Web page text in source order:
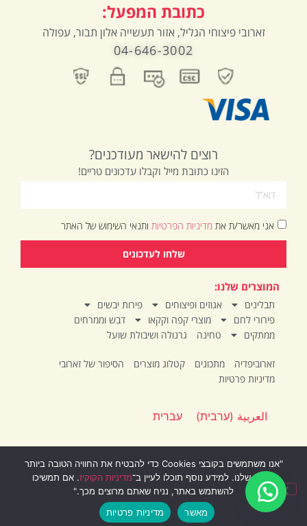
כתובת המפעל:
זארובי פיצוחי הגליל, אזור תעשייה אלון תבור, עפולה
04-646-3002
רוצים להישאר מעודכנים?
הזינו כתובת מייל וקבלו עדכונים טריים!
אני מאשר/ת את מדיניות הפרטיות ותנאי השימוש של האתר
שלחו לעדכונים
המוצרים שלנו:
תבלינים אגוזים ופיצוחים
פירות יבשים
פירורי לחם
מוצרי קפה וקקאו
דבש וממרחים
ממתקים
טחינה גרנולה ושיבולת שועל
זארוביפדיה מתכונים קטלוג מוצרים
הסיפור של זארובי
מדיניות פרטיות
العربية (ערבית) עברית
© All rights reserved ZARUBI
"אנו משתמשים בקובצי Cookies כדי להבטיח את החוויה הטובה ביותר
באתר שלנו. למידע נוסף תוכלו לעיין ב־מדיניות הקוקיז. אם תמשיכו
להשתמש באתר, נניח שאתם מרוצים מכך."
מאשר
מדיניות פרטיות